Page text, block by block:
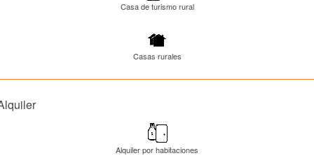
Casa de turismo rural
Casas rurales
Alquiler por habitaciones